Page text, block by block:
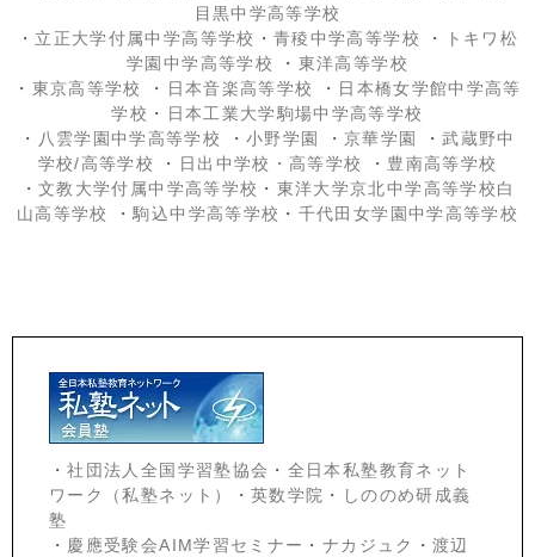
目黒中学高等学校
・ 立正大学付属中学高等学校 ・ 青稜中学高等学校 ・
トキワ松
学園中学高等学校
・ 東洋高等学校
・ 東京高等学校 ・ 日本音楽高等学校 ・ 日本橋女学館中学高等
学校 ・ 日本工業大学駒場中学高等学校
・ 八雲学園中学高等学校 ・ 小野学園 ・京華学園 ・武蔵野中
学校/高等学校
・ 日出中学校 ・高等学校 ・ 豊南高等学校
・ 文教大学付属中学高等学校 ・ 東洋大学京北中学高等学校白
山高等学校
・駒込中学高等学校 ・ 千代田女学園中学高等学校
・社団法人全国学習塾協会 ・ 全日本私塾教育ネット
ワーク（私塾ネット）
・ 英数学院 ・
しののめ研成義
塾
・ 慶應受験会AIM学習セミナー ・ ナカジュク ・ 渡辺